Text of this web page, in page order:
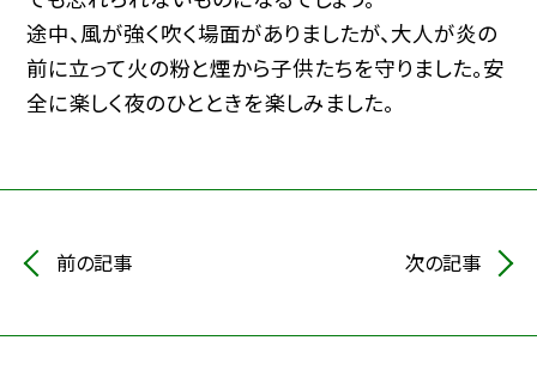
途中、風が強く吹く場面がありましたが、大人が炎の
前に立って火の粉と煙から子供たちを守りました。安
全に楽しく夜のひとときを楽しみました。
前の記事 次の記事